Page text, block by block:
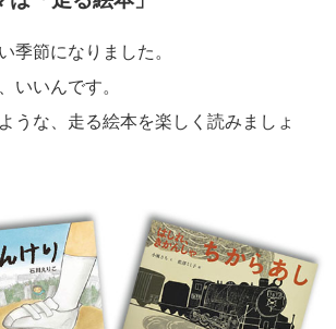
季節になりました。
いいんです。
うな、走る絵本を楽しく読みましょ